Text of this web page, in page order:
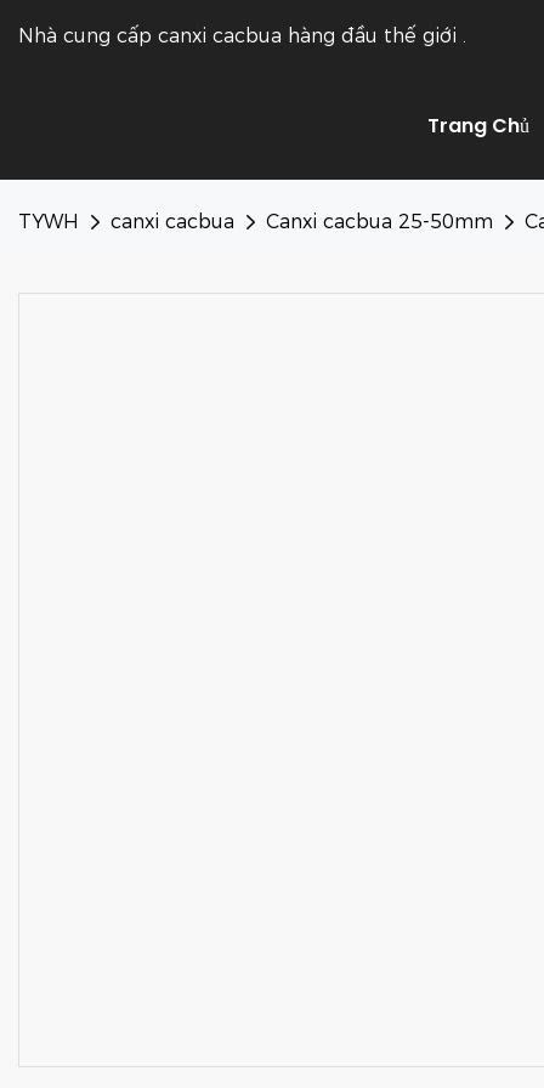
Nhà cung cấp canxi cacbua hàng đầu thế giới .
Trang Chủ
TYWH canxi cacbua Canxi cacbua 25-50mm